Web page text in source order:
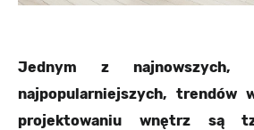
Jednym z najnowszych,
najpopularniejszych, trendów
projektowaniu wnętrz są